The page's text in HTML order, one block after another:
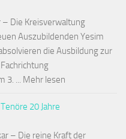
Die Kreisverwaltung
Auszubildenden Yesim
die Ausbildung zur
3. ... Mehr lesen
20 Jahre
– Die reine Kraft der